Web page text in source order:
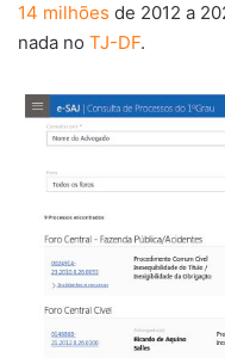
14 milhões de 2012 a
nada no TJ-DF.